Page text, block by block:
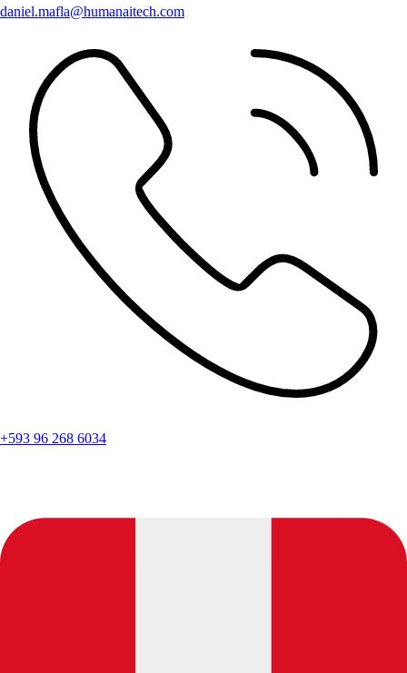
daniel.mafla@humanaitech.com
+593 96 268 6034